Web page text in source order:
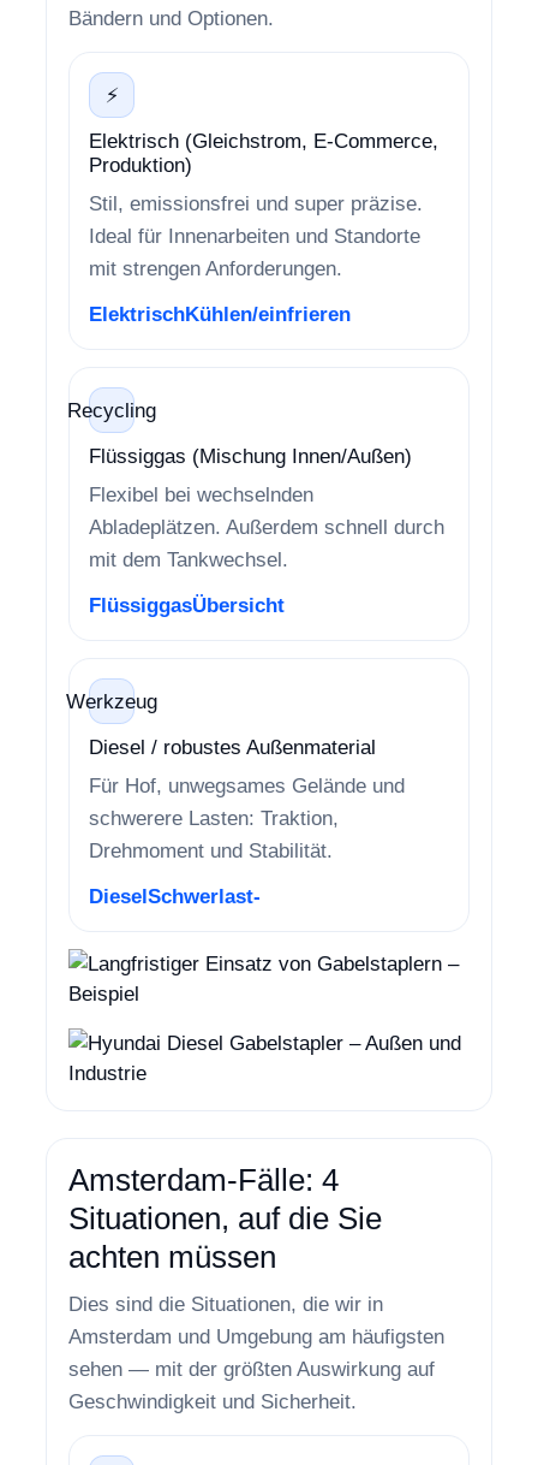
Bändern und Optionen.
⚡
Elektrisch (Gleichstrom, E-Commerce,
Produktion)
Stil, emissionsfrei und super präzise.
Ideal für Innenarbeiten und Standorte
mit strengen Anforderungen.
ElektrischKühlen/einfrieren
Recycling
Flüssiggas (Mischung Innen/Außen)
Flexibel bei wechselnden
Abladeplätzen. Außerdem schnell durch
mit dem Tankwechsel.
FlüssiggasÜbersicht
Werkzeug
Diesel / robustes Außenmaterial
Für Hof, unwegsames Gelände und
schwerere Lasten: Traktion,
Drehmoment und Stabilität.
DieselSchwerlast-
Amsterdam-Fälle: 4
Situationen, auf die Sie
achten müssen
Dies sind die Situationen, die wir in
Amsterdam und Umgebung am häufigsten
sehen — mit der größten Auswirkung auf
Geschwindigkeit und Sicherheit.